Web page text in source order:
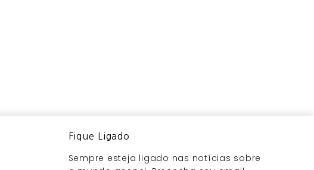
Fique Ligado
Sempre esteja ligado nas notícias sobre